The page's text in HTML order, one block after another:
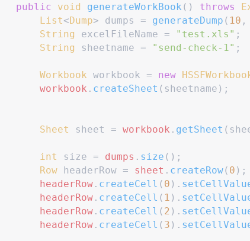
public
void generateWorkBook ( ) throws
List<Dump> dumps = generateDump ( 10 ,
String
excelFileName = " test.xls " ;
String
sheetname = " send-check-1" ;
Workbook workbook = new
workbook . createSheet ( sheetname ) ;
Sheet sheet = workbook . getSheet (
int size = dumps . size ( ) ;
Row headerRow = sheet . createRow( 0 ) ;
headerRow . createCell ( 0 ) .
headerRow . createCell ( 1 ) .
headerRow . createCell ( 2 ) .
headerRow . createCell ( 3 ) .